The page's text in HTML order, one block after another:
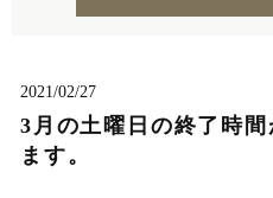
2021/02/27
3月の土曜日の終了時
ます。